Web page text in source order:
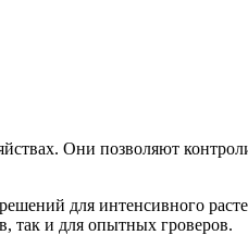
Они позволяют
для интенсивного
так и для опытных гроверов.